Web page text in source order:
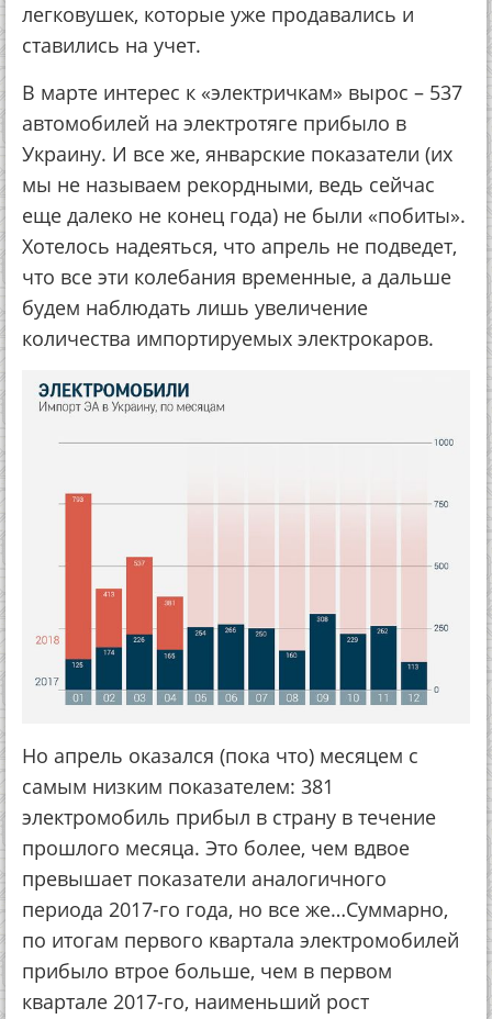
легковушек, которые уже продавались и
ставились на учет.
В марте интерес к «электричкам» вырос – 537
автомобилей на электротяге прибыло в
Украину. И все же, январские показатели (их
мы не называем рекордными, ведь сейчас
еще далеко не конец года) не были «побиты».
Хотелось надеяться, что апрель не подведет,
что все эти колебания временные, а дальше
будем наблюдать лишь увеличение
количества импортируемых электрокаров.
Но апрель оказался (пока что) месяцем с
самым низким показателем: 381
электромобиль прибыл в страну в течение
прошлого месяца. Это более, чем вдвое
превышает показатели аналогичного
периода 2017-го года, но все же…Суммарно,
по итогам первого квартала электромобилей
прибыло втрое больше, чем в первом
квартале 2017-го, наименьший рост